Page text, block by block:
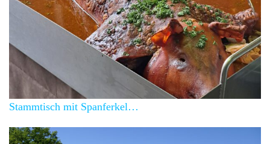
Stammtisch mit Spanferkel…